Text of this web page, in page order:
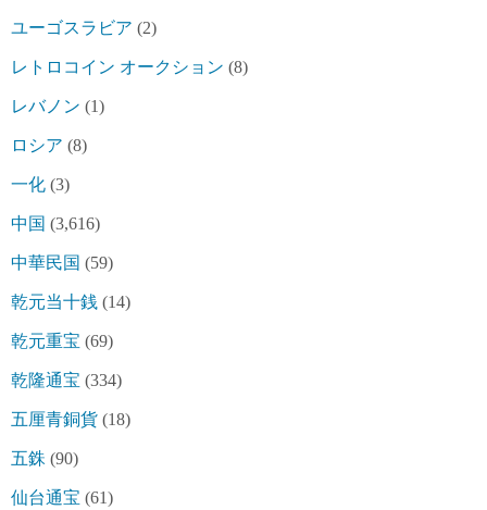
ユーゴスラビア (2)
レトロコイン オークション (8)
レバノン (1)
ロシア (8)
一化 (3)
中国 (3,616)
中華民国 (59)
乾元当十銭 (14)
乾元重宝 (69)
乾隆通宝 (334)
五厘青銅貨 (18)
五銖 (90)
仙台通宝 (61)